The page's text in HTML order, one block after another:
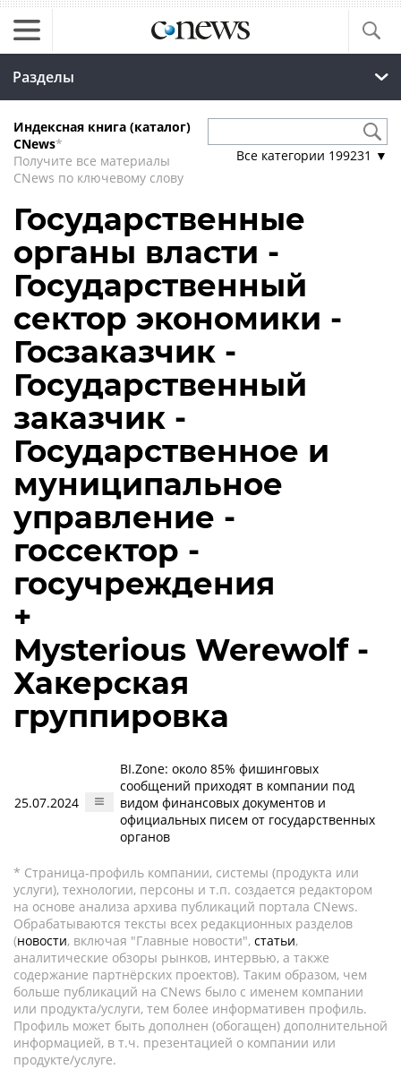
Разделы
Индексная книга (каталог)
CNews*
Получите все материалы
CNews по ключевому слову
Все категории 199231 ▼
Государственные
органы власти -
Государственный
сектор экономики -
Госзаказчик -
Государственный
заказчик -
Государственное и
муниципальное
управление -
госсектор -
госучреждения
+
Mysterious Werewolf -
Хакерская
группировка
25.07.2024
BI.Zone: около 85% фишинговых
сообщений приходят в компании под
видом финансовых документов и
официальных писем от государственных
органов
* Страница-профиль компании, системы (продукта или
услуги), технологии, персоны и т.п. создается редактором
на основе анализа архива публикаций портала CNews.
Обрабатываются тексты всех редакционных разделов
(новости, включая "Главные новости", статьи,
аналитические обзоры рынков, интервью, а также
содержание партнёрских проектов). Таким образом, чем
больше публикаций на CNews было с именем компании
или продукта/услуги, тем более информативен профиль.
Профиль может быть дополнен (обогащен) дополнительной
информацией, в т.ч. презентацией о компании или
продукте/услуге.